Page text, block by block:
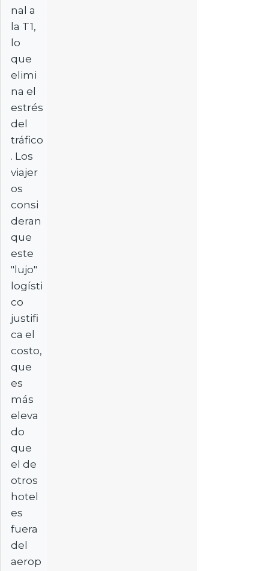
nal a
la T1,
lo
que
elimi
na el
estrés
del
tráfico
. Los
viajer
os
consi
deran
que
este
"lujo"
logísti
co
justifi
ca el
costo,
que
es
más
eleva
do
que
el de
otros
hotel
es
fuera
del
aerop